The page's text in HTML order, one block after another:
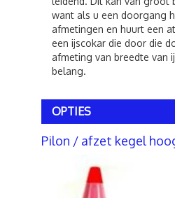
want als u een doorgang
afmetingen en huurt een
een ijscokar die door die
afmeting van breedte van
belang.
OPTIES
Pilon / afzet kegel